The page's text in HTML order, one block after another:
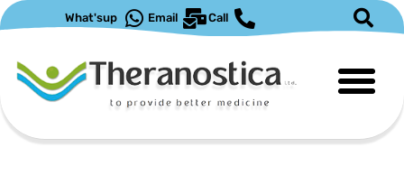
Call
Email
What'sup